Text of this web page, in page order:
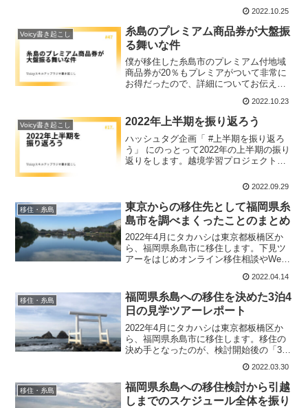
な牽引役になっていることがわかりま
す。
2022.10.25
Voicy書き起こし
糸島のプレミアム商品券が大盤振
る舞いな件
僕が移住した糸島市のプレミアム付地域
商品券が20％もプレミアがついて非常に
お得だったので、詳細についてお伝えし
て、これは糸島市の電子決済導入店舗を
増やす意味でも有効な施策だと思われま
す。
2022.10.23
Voicy書き起こし 2022年上半期を振り返ろう
ハッシュタグ企画「 #上半期を振り返ろ
う」 にのっとって2022年の上半期の振り
返りをします。越境学習プロジェクトや
2022.09.29
移住・糸島
東京からの移住先として福岡県糸
島市を調べまくったことのまとめ
2022年4月にタカハシは東京都板橋区か
ら、福岡県糸島市に移住します。下見ツ
アーをはじめオンライン移住相談やWeb
島」が整理できてきました。今回は、東
京からの移住先として福岡県糸島市を調
べまくったことのまとめをお送りしま
す。
2022.04.14
移住・糸島
福岡県糸島への移住を決めた3泊4
日の見学ツアーレポート
2022年4月にタカハシは東京都板橋区か
ら、福岡県糸島市に移住します。移住の
決め手となったのが、検討開始後の「3泊
とで、今回は福岡県糸島への移住を決め
た3泊4日の見学ツアーレポーをお送りし
ます。
2022.03.30
移住・糸島
福岡県糸島への移住検討から引越
しまでのスケジュール全体を振り